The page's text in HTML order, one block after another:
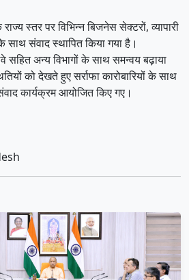
स्तर पर विभिन्न बिजनेस सेक्टरों, व्यापारी
संवाद स्थापित किया गया है।
सहित अन्य विभागों के साथ समन्वय बढ़ाया
को देखते हुए सर्राफा कारोबारियों के साथ
कार्यक्रम आयोजित किए गए।